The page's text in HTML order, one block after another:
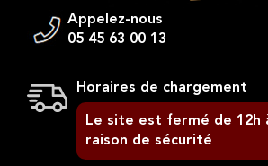
Appelez-nous
05 45 63 00 13
Horaires de chargement
Le site est fermé de 12h
raison de sécurité